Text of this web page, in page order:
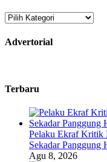
Kategori
Advertorial
Terbaru
Pelaku Ekraf Kritik
Sekadar Panggung
Agu 8, 2026